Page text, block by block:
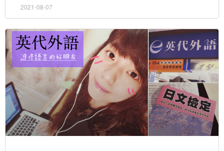
2021-08-07